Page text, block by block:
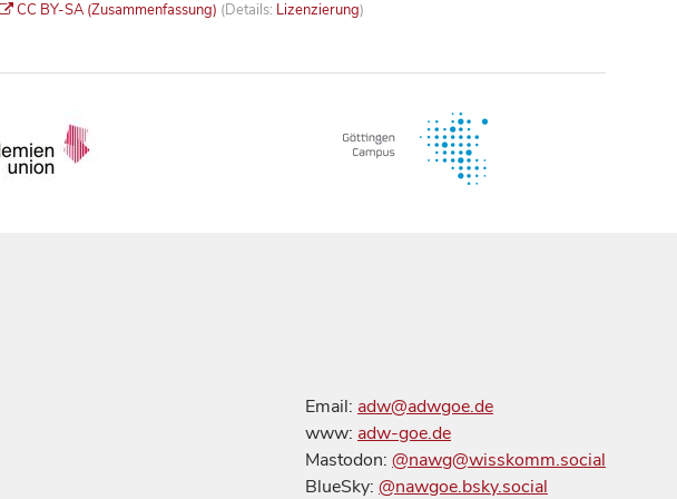
CC BY-SA (Zusammenfassung) (Details: Lizenzierung)
Email: adw@adwgoe.de
www: adw-goe.de
Mastodon: @nawg@wisskomm.social
BlueSky: @nawgoe.bsky.social